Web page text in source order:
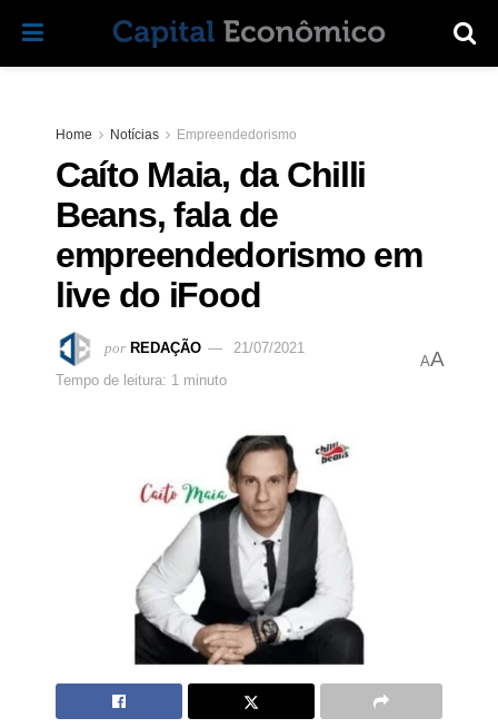
Home Notícias Empreendedorismo
Caíto Maia, da Chilli
Beans, fala de
empreendedorismo em
live do iFood
por REDAÇÃO
21/07/2021
Tempo de leitura: 1 minuto
AA